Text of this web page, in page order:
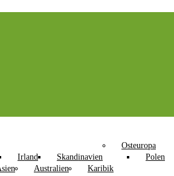
Irland Skandinavien
Osteuropa
Polen
Australien
Karibik